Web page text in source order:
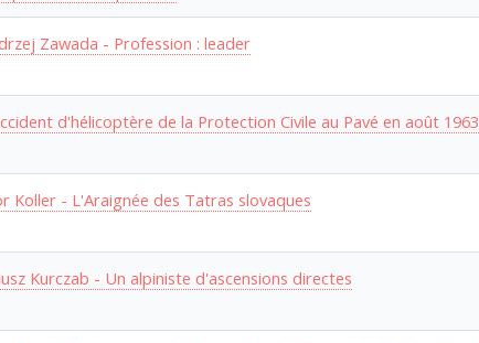
Zawada - Profession : leader
d'hélicoptère de la Protection Civile au Pavé en août 1963
Koller - L'Araignée des Tatras slovaques
Kurczab - Un alpiniste d'ascensions directes